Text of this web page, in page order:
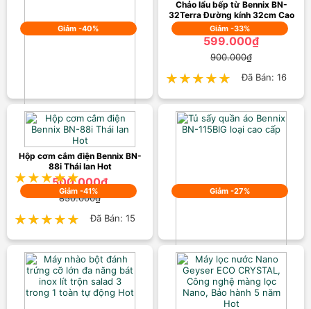
Giảm -40%
Nồi cơm điện Bennix BN-010RC
Dung tích 1L Hot
599.000₫
1.000.000₫
★★★★★
★★★★★ Đã Bán: 12
Giảm -33%
Chảo lẩu bếp từ Bennix BN-
32Terra Đường kính 32cm Cao
Cấp
599.000₫
900.000₫
★★★★★
★★★★★ Đã Bán: 16
Giảm -41%
Hộp cơm cắm điện Bennix BN-
88i Thái lan Hot
500.000₫
850.000₫
★★★★★
★★★★★ Đã Bán: 15
Giảm -27%
Tủ sấy quần áo Bennix BN-
115BIG loại cao cấp
1.599.000₫
2.200.000₫